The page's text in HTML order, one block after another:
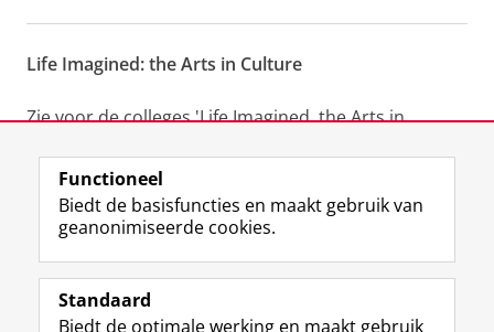
I
e
r
h
o
r
t
a
Life Imagined: the Arts in Culture
Zie voor de colleges 'Life Imagined, the Arts in
Laatst gewijzigd: 21 januari 2026 14:27
Volg de RUG
F
a
L
i
R
S
I
n
Y
o
Functioneel
Biedt de basisfuncties en maakt gebruik van
geanonimiseerde cookies.
Standaard
Biedt de optimale werking en maakt gebruik